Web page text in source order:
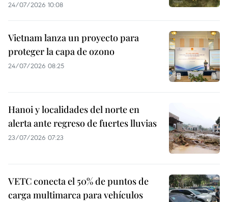
24/07/2026 10:08
Vietnam lanza un proyecto para
proteger la capa de ozono
24/07/2026 08:25
Hanoi y localidades del norte en
alerta ante regreso de fuertes lluvias
23/07/2026 07:23
VETC conecta el 50% de puntos de
carga multimarca para vehículos